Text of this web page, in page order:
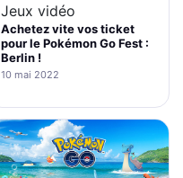
Jeux vidéo
Achetez vite vos ticket
pour le Pokémon Go Fest :
Berlin !
10 mai 2022